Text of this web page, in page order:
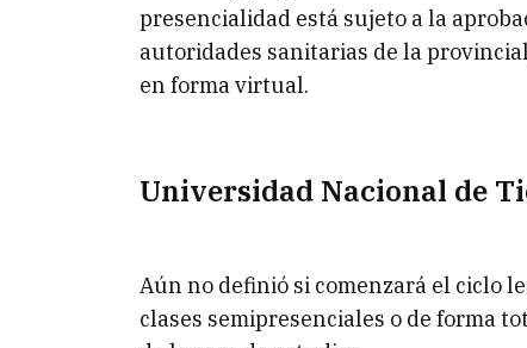
presencialidad está sujeto a la
autoridades sanitarias de la
en forma virtual.
Universidad Nacional de
Aún no definió si comenzará el ciclo
clases semipresenciales o de forma